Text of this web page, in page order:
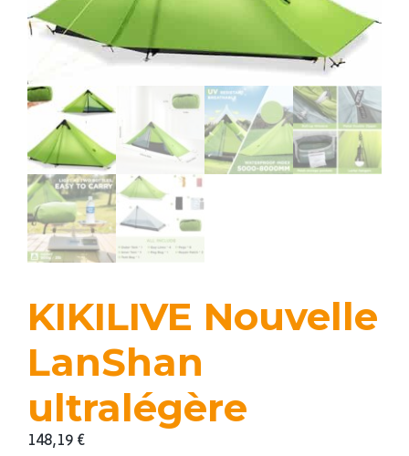
KIKILIVE Nouvelle
LanShan
ultralégère
148,19€